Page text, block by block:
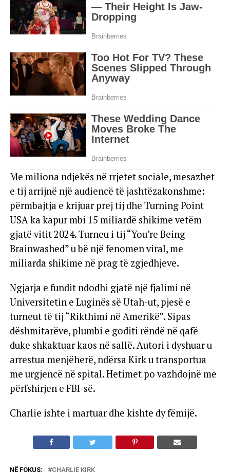
Me miliona ndjekës në rrjetet sociale, mesazhet
e tij arrijnë një audiencë të jashtëzakonshme:
përmbajtja e krijuar prej tij dhe Turning Point
USA ka kapur mbi 15 miliardë shikime vetëm
gjatë vitit 2024. Turneu i tij “You’re Being
Brainwashed” u bë një fenomen viral, me
miliarda shikime në prag të zgjedhjeve.
Ngjarja e fundit ndodhi gjatë një fjalimi në
Universitetin e Luginës së Utah-ut, pjesë e
turneut të tij “Rikthimi në Amerikë”. Sipas
dëshmitarëve, plumbi e goditi rëndë në qafë
duke shkaktuar kaos në sallë. Autori i dyshuar u
arrestua menjëherë, ndërsa Kirk u transportua
me urgjencë në spital. Hetimet po vazhdojnë me
përfshirjen e FBI-së.
Charlie ishte i martuar dhe kishte dy fëmijë.
NË FOKUS: CHARLIE KIRK